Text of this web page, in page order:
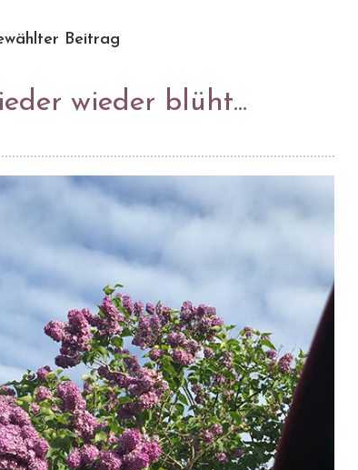
Beitrag
wieder blüht...